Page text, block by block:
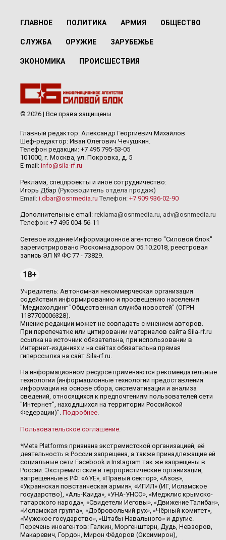
ГЛАВНОЕ ПОЛИТИКА АРМИЯ ОБЩЕСТВО
СЛУЖБА ОРУЖИЕ ЗАРУБЕЖЬЕ
ЭКОНОМИКА ПРОИСШЕСТВИЯ
© 2026 | Все права защищены
Главный редактор: Александр Георгиевич Михайлов
Шеф-редактор: Иван Олегович Чечушкин.
Телефон редакции: +7 495 795-53-05
101000, г. Москва, ул. Покровка, д. 5
E-mail: info@sila-rf.ru
Реклама, спецпроекты и иное сотрудничество:
Игорь Дбар (Руководитель отдела продаж)
Email: i.dbar@osnmedia.ru Телефон: +7 909 936-02-90
Дополнительные email: reklama@osnmedia.ru, adv@osnmedia.ru
Телефон: +7 495 004-56-11
Сетевое издание Информационное агентство "Силовой блок"
зарегистрировано Роскомнадзором 05.10.2018, реестровая
запись ЭЛ № ФС 77 - 73829.
18+
Учредитель: Автономная некоммерческая организация
содействия информированию и просвещению населения
"Медиахолдинг "Общественная служба новостей" (ОГРН
1187700006328).
Мнение редакции может не совпадать с мнением авторов.
При перепечатке или цитировании материалов сайта Sila-rf.ru
ссылка на источник обязательна, при использовании в
Интернет-изданиях и на сайтах обязательна прямая
гиперссылка на сайт Sila-rf.ru.
На информационном ресурсе применяются рекомендательные
технологии (информационные технологии предоставления
информации на основе сбора, систематизации и анализа
сведений, относящихся к предпочтениям пользователей сети
"Интернет", находящихся на территории Российской
Федерации)". Подробнее.
Пользовательское соглашение.
*Meta Platforms признана экстремистской организацией, её
деятельность в России запрещена, а также принадлежащие ей
социальные сети Facebook и Instagram так же запрещены в
России. Экстремистские и террористические организации,
запрещенные в РФ: «АУЕ», «Правый сектор», «Азов»,
«Украинская повстанческая армия», «ИГИЛ» (ИГ, Исламское
государство), «Аль-Каида», «УНА-УНСО», «Меджлис крымско-
татарского народа», «Свидетели Иеговы», «Движение Талибан»,
«Исламская группа», «Добровольчий рух», «Чёрный комитет»,
«Мужское государство», «Штабы Навального» и другие.
Перечень иноагентов: Галкин, Моргенштерн, Дудь, Невзоров,
Макаревич, Гордон, Мирон Фёдоров (Оксимирон),